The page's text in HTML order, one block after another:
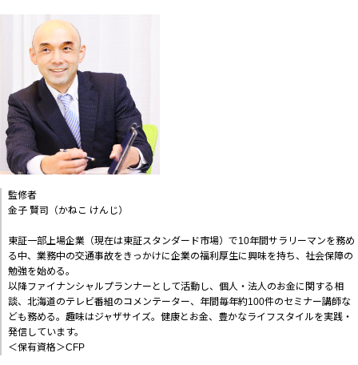
監修者
金子 賢司（かねこ けんじ）
東証一部上場企業（現在は東証スタンダード市場）で10年間サラリーマンを務め
る中、業務中の交通事故をきっかけに企業の福利厚生に興味を持ち、社会保障の
勉強を始める。
以降ファイナンシャルプランナーとして活動し、個人・法人のお金に関する相
談、北海道のテレビ番組のコメンテーター、年間毎年約100件のセミナー講師な
ども務める。趣味はジャザサイズ。健康とお金、豊かなライフスタイルを実践・
発信しています。
＜保有資格＞CFP